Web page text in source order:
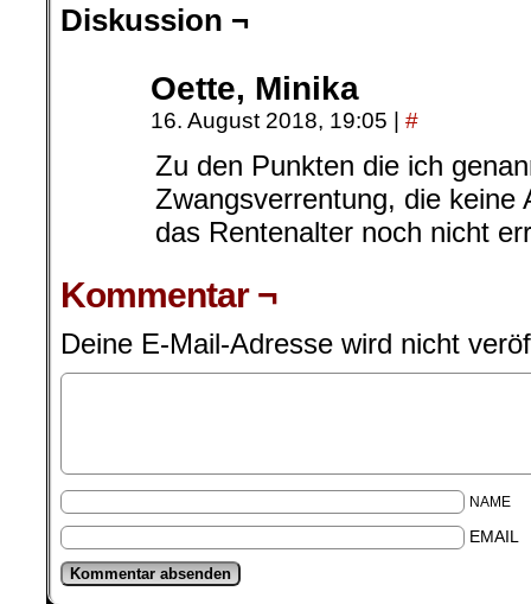
Diskussion ¬
Oette, Minika
16. August 2018, 19:05 #
Zu den Punkten die ich
Zwangsverrentung, die keine
das Rentenalter noch nicht
Kommentar ¬
Deine E-Mail-Adresse wird nicht
NAME
EMAIL